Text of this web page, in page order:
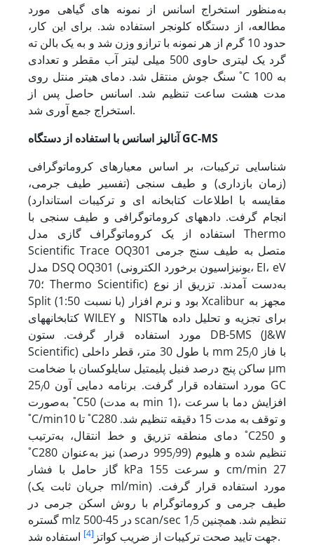
به‌منظور استخراج اسانس از نمونه های گیاهی مورد
مطالعه، از دستگاه کلونجر استفاده شد. برای این کار،
حدود 10 گرم از هر نمونه با ترازو وزن شد و به یک بالن ته
گرد یک لیتری حاوی 500 میلی لیتر آب مقطر و تعدادی
سنگ جوش منتقل شد. دمای هیتر منتل روی ˚C 100 به
مدت هشت ساعت تنظیم شد. اسانس حاصل پس از
استخراج جمع آوری شد.
GC-MS
شناسایی ترکیبات، بر اساس معیارهای کروماتوگرافی
(زمان بازداری) و طیف سنجی (تفسیر طیف جرمی،
مقایسه با اطلاعات کتابخانه ای و ترکیبات استاندارد)
انجام گرفت. داده­های کروماتوگرافی و طیف سنجی با
استفاده از یک کروماتوگراف گازی مدل Thermo
Scientific Trace OQ301 متصل به طیف سنج جرمی
مدل DSQ OQ301 (یونیزاسیون برخورد الکترونی، EI، eV
70؛ Thermo Scientific) به‌دست آمدند. تزریق از نوع
Split (با نسبت 1:50) بود و نرم افزار Xcalibur مجهز به
کتابخانه­های WILEY و NISTبرای تجزیه و تحلیل داده ها
مورد استفاده قرار گرفت. ستون DB-5MS (J&W
Scientific) با طول 30 متر، قطر داخلی mm 25/0 با فاز
ساکن پنج درصد فنیل پلی­متیل سایلوکسان با ضخامت µm
25/0 مورد استفاده قرار گرفت. برنامه دمایی آون GC
به‌صورت ˚C50 (به مدت min 1)، افزایش دما با سرعت
˚C/min10 تا ˚C280 و توقف به مدت 15 دقیقه تنظیم شد.
دمای منطقه تزریق و خط انتقال، به‌ترتیب ˚C250 و
˚C280 تنظیم شده و هلیوم (995
/
99 درصد) نیز به‌عنوان
گاز حامل با فشار kPa 155 و سرعت cm/min 27
(جریان ثابت یک ml/min) مورد استفاده قرار گرفت.
طیف جرمی و کروماتوگرام با روش اسکن جرمی در
گستره mlz 500-45 در scan/sec 1/5 تنظیم شد. هم­چنین
جهت تایید صحت ترکیبات از ضریب کواتز [4]
استفاده شد.